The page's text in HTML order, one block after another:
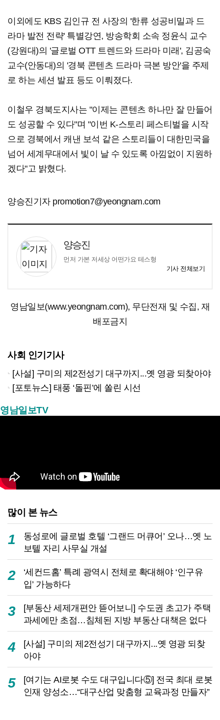
이외에도 KBS 김인규 전 사장의 '한류 성공비밀과 드
라마 발전 전략' 특별강연, 방송학회 소속 정윤식 교수
(강원대)의 '글로벌 OTT 트렌드와 드라마 미래', 김공숙
교수(안동대)의 '경북 콘텐츠 드라마 극본 방안'을 주제
로 하는 세션 발표 등도 이뤄졌다.
이철우 경북도지사는 "이제는 콘텐츠 하나만 잘 만들어
도 성공할 수 있다"며 "이번 K-스토리 페스티벌을 시작
으로 경북에서 캐낸 보석 같은 스토리들이 대한민국을
넘어 세계무대에서 빛이 날 수 있도록 아낌없이 지원하
겠다"고 밝혔다.
양승진기자 promotion7@yeongnam.com
양승진
먼저 가본 저세상 어떤가요 테스형
기사 전체보기
영남일보(www.yeongnam.com), 무단전재 및 수집, 재
배포금지
사회 인기기사
[사설] 구미의 제2전성기 대구까지...옛 영광 되찾아야
[포토뉴스] 태풍 ‘돌핀’에 쏠린 시선
영남일보TV
많이 본 뉴스
1
동성로에 글로벌 호텔 ‘그랜드 머큐어’ 오나…옛 노
보텔 자리 사무실 개설
2
‘세컨드홈’ 특례 광역시 전체로 확대해야 ‘인구유
입’ 가능하다
3
[부동산 세제개편안 뜯어보니] 수도권 초고가 주택
과세에만 초점…침체된 지방 부동산 대책은 없다
4
[사설] 구미의 제2전성기 대구까지...옛 영광 되찾
아야
5
[여기는 AI로봇 수도 대구입니다⑤] 전국 최대 로봇
인재 양성소…“대구산업 맞춤형 교육과정 만들자”